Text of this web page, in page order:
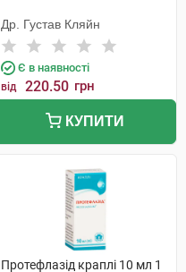
Др. Густав Кляйн
Є в наявності
від 220.50 грн
КУПИТИ
Протефлазід краплі 10 мл 1